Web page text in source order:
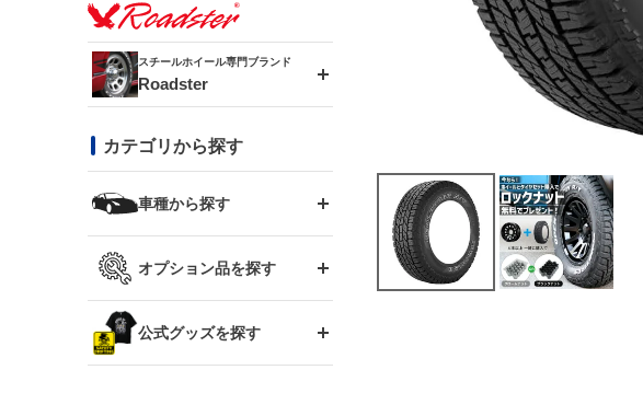
雷神(S15)
龍神(チェイサー)
レーシングライン
アタックライン
ストリームライン
スタイリッシュライン
ブラッシュフェンダー
コンバットアイ
GTウイング
リアウイング
ルーフウイング
ボンネット
MUD-SR7
MUD-S7
ボンネット
フェンダー
サイドパーツ
エアロシリーズ
LUX MODEL SP
LUX MODEL
RUGGER MODEL
GROUND MODEL
PHANTOM LIP
オーバーフェンダー
リアウイング
スムージングバンパー
ワイパーガード
内装パーツ
スチールホイール専門ブランド
Roadster
DAYTONA-RS
DAYTONA-RS NEO
まつど家 鉄漢
まつど家 鉄心
カテゴリから探す
車種から探す
トヨタ
シルビア S13
スズキ
オプション品を探す
GTウイング用ラダー
公式グッズを探す